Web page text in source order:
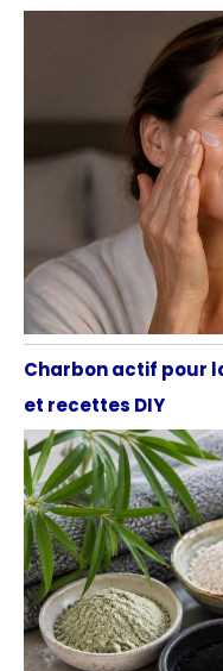
Charbon actif pour
et recettes DIY